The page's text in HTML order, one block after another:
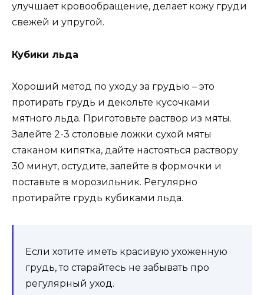
улучшает кровообращение, делает кожу груди
свежей и упругой.
Кубики льда
Хороший метод по уходу за грудью – это
протирать грудь и декольте кусочками
мятного льда. Приготовьте раствор из мяты.
Залейте 2-3 столовые ложки сухой мяты
стаканом кипятка, дайте настояться раствору
30 минут, остудите, залейте в формочки и
поставьте в морозильник. Регулярно
протирайте грудь кубиками льда.
Если хотите иметь красивую ухоженную
грудь, то старайтесь не забывать про
регулярный уход.